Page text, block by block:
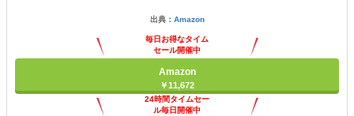
出典： Amazon
毎日お得なタイム
セール開催中
Amazon
￥11,672
24時間タイムセー
ル毎日開催中